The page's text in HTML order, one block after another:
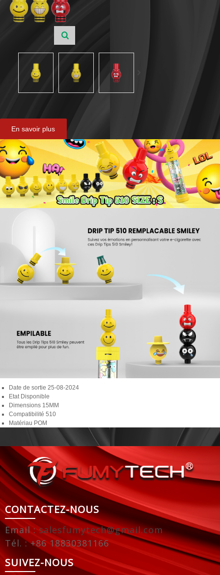
En savoir plus
Date de sortie 25-08-2024
EtatDisponible
Dimensions 15MM
Compatibilité 510
Matériau POM
CONTACTEZ-NOUS
Email :salesfumytech@gmail.com
Tél. : +86 18830381166
SUIVEZ-NOUS